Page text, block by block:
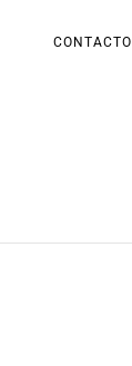
CONTACTO